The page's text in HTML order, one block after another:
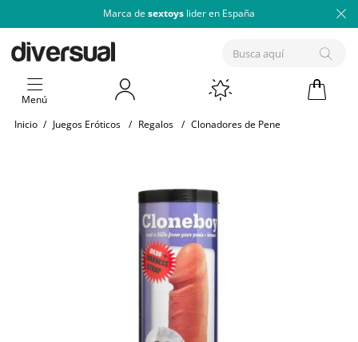
Marca de sextoys lider en España
Menú
Inicio / Juegos Eróticos / Regalos / Clonadores de Pene